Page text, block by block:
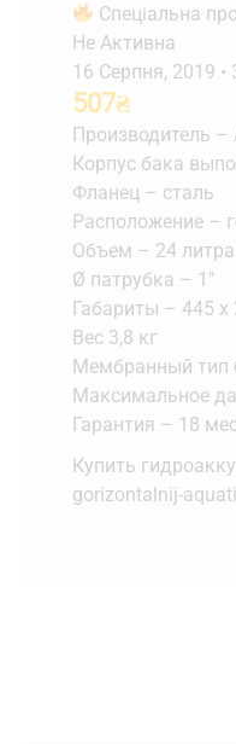
Спеціальна
Не Активна
16 Серпня, 2019 •
507₴
Производитель –
Корпус бака
Фланец – сталь
Расположение –
Объем – 24 литра
Ø патрубка – 1″
Габариты – 445
Вес 3,8 кг
Мембранный тип
Максимальное
Гарантия – 18
Купить
gorizontalnij-